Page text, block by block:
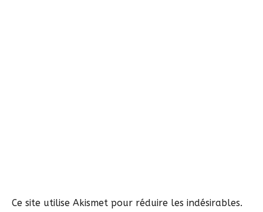
Ce site utilise Akismet pour réduire les indésirables.